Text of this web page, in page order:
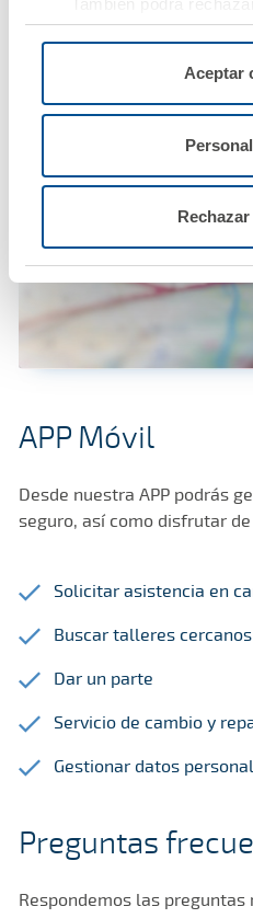
"Rechazar", donde se
menos las necesarias
servicios de la web
configurarlas usando
Aceptar
Localiza tu
Buscar oficina
APP Móvil
Desde nuestra APP podrás
seguro, así como disfrutar
Solicitar asistencia en
Buscar talleres
Dar un parte
Servicio de cambio y
Gestionar datos
Preguntas
Respondemos las